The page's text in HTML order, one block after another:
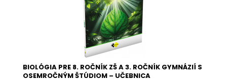
BIOLÓGIA PRE 8. ROČNÍK ZŠ A 3. ROČNÍK GYMNÁZIÍ S
OSEMROČNÝM ŠTÚDIOM – UČEBNICA